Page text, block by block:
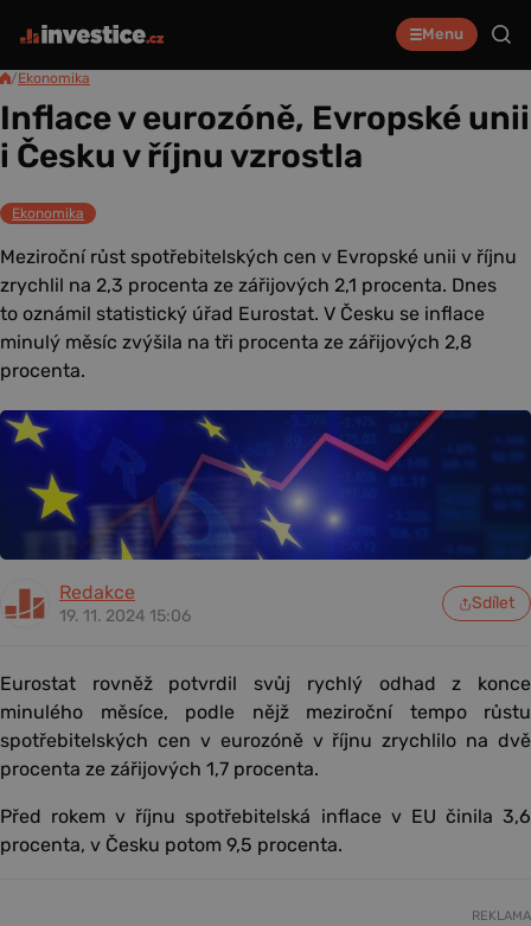
Menu
/Ekonomika
Inflace v eurozóně, Evropské unii
i Česku v říjnu vzrostla
Ekonomika
Meziroční růst spotřebitelských cen v Evropské unii v říjnu
zrychlil na 2,3 procenta ze zářijových 2,1 procenta. Dnes
to oznámil statistický úřad Eurostat. V Česku se inflace
minulý měsíc zvýšila na tři procenta ze zářijových 2,8
procenta.
Redakce
19. 11. 2024 15:06
Sdílet
Eurostat rovněž potvrdil svůj rychlý odhad z konce
minulého měsíce, podle nějž meziroční tempo růstu
spotřebitelských cen v eurozóně v říjnu zrychlilo na dvě
procenta ze zářijových 1,7 procenta.
Před rokem v říjnu spotřebitelská inflace v EU činila 3,6
procenta, v Česku potom 9,5 procenta.
REKLAMA